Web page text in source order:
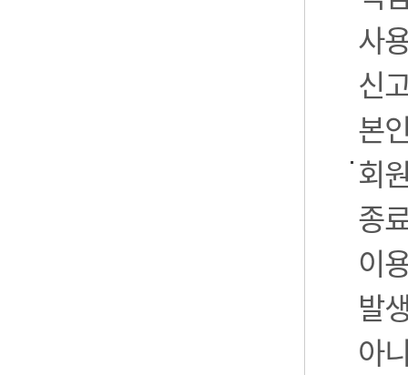
사
신
본
회
종
이
발
아